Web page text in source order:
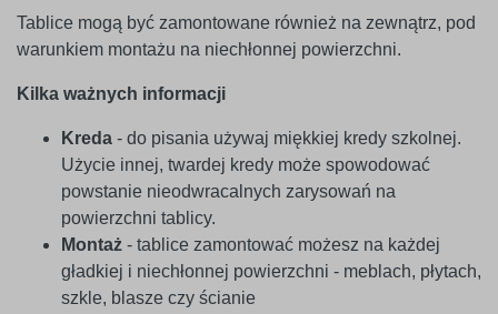
Tablice mogą być zamontowane również na zewnątrz, pod
warunkiem montażu na niechłonnej powierzchni.
Kilka ważnych informacji
Kreda - do pisania używaj miękkiej kredy szkolnej.
Użycie innej, twardej kredy może spowodować
powstanie nieodwracalnych zarysowań na
powierzchni tablicy.
Montaż - tablice zamontować możesz na każdej
gładkiej i niechłonnej powierzchni - meblach, płytach,
szkle, blasze czy ścianie